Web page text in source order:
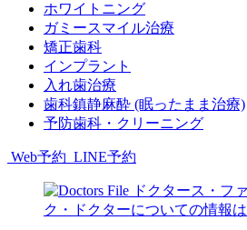
ホワイトニング
ガミースマイル治療
矯正歯科
インプラント
入れ歯治療
歯科鎮静麻酔 (眠ったまま治療)
予防歯科・クリーニング
Web予約 LINE予約